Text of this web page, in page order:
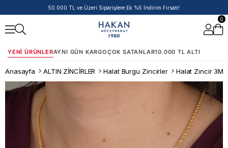
50.000 TL ve Üzeri Siparişlere Ek %5 İndirim Fırsatı!
0
YENI ÜRÜNLERAYNI GÜN KARGOÇOK SATANLAR10.000 TL ALTI
Anasayfa ALTIN ZİNCİRLER Halat Burgu Zincirler Halat Zincir